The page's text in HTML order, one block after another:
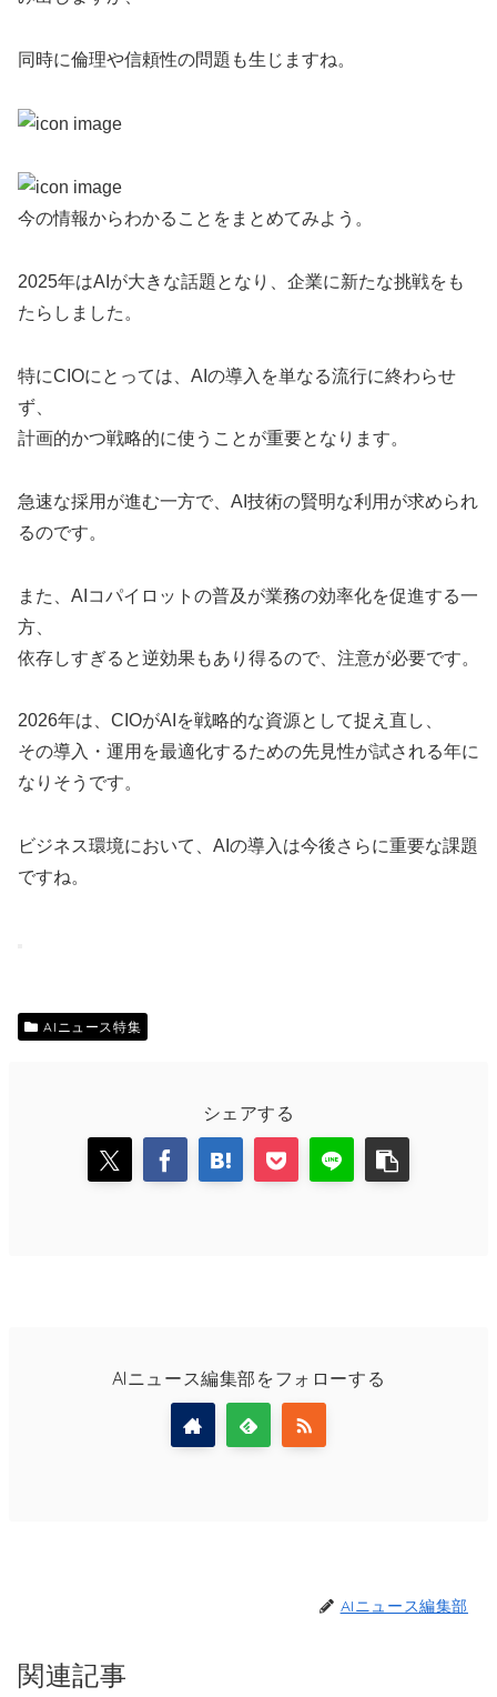
同時に倫理や信頼性の問題も生じますね。
今の情報からわかることをまとめてみよう。
2025年はAIが大きな話題となり、企業に新たな挑戦をも
たらしました。
特にCIOにとっては、AIの導入を単なる流行に終わらせ
ず、
計画的かつ戦略的に使うことが重要となります。
急速な採用が進む一方で、AI技術の賢明な利用が求められ
るのです。
また、AIコパイロットの普及が業務の効率化を促進する一
方、
依存しすぎると逆効果もあり得るので、注意が必要です。
2026年は、CIOがAIを戦略的な資源として捉え直し、
その導入・運用を最適化するための先見性が試される年に
なりそうです。
ビジネス環境において、AIの導入は今後さらに重要な課題
ですね。
AIニュース特集
シェアする
AIニュース編集部をフォローする
AIニュース編集部
関連記事